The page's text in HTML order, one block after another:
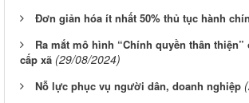
Đơn giản hóa ít nhất 50% thủ tục hành
Ra mắt mô hình “Chính quyền thân thiện”
cấp xã (29/08/2024)
Nỗ lực phục vụ người dân, doanh nghiệp